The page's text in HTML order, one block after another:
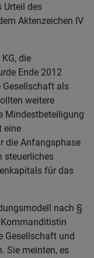
Urteil des
Aktenzeichen IV
die
Ende 2012
Gesellschaft als
weitere
Mindestbeteiligung
eine
die Anfangsphase
steuerliches
für das
nach §
Kommanditistin
Gesellschaft und
Sie meinten, es